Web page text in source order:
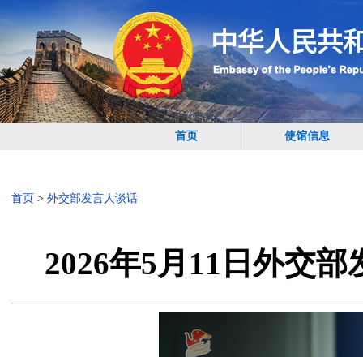
首页 使馆信息
首页 > 外交部发言人谈话
2026年5月11日外交